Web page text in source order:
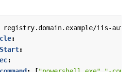
registry.domain.example/iis-
:
:
: